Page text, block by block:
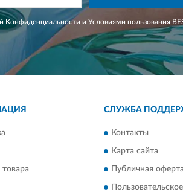
Конфиденциальности и Условиями пользования
товара
СЛУЖБА
Контакты
Карта сайта
Публичная оферта